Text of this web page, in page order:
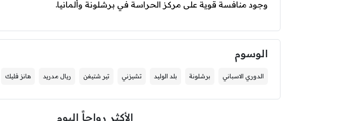
وجود منافسة قوية على مركز الحراسة في برشلونة وألمانيا.
الوسوم
الدوري الاسباني برشلونة بلد الوليد تشيزني تير شتيغن ريال مدريد هانز فليك
الأكثر رواجاً اليوم